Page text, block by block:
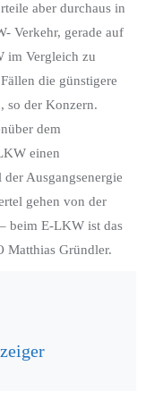
aber durchaus in
Verkehr, gerade auf
im Vergleich zu
die günstigere
so der Konzern.
dem
einen
Ausgangsenergie
gehen von der
beim E-LKW ist das
Matthias Gründler.